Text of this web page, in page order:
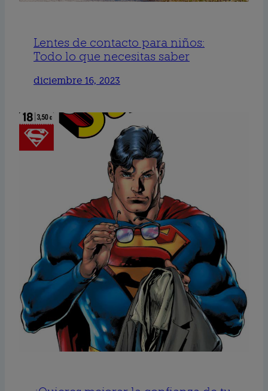
Lentes de contacto para niños:
Todo lo que necesitas saber
diciembre 16, 2023